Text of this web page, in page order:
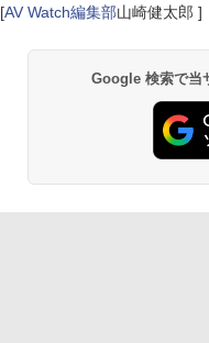
[AV Watch編集部山崎健太郎 ]
Google 検索で当